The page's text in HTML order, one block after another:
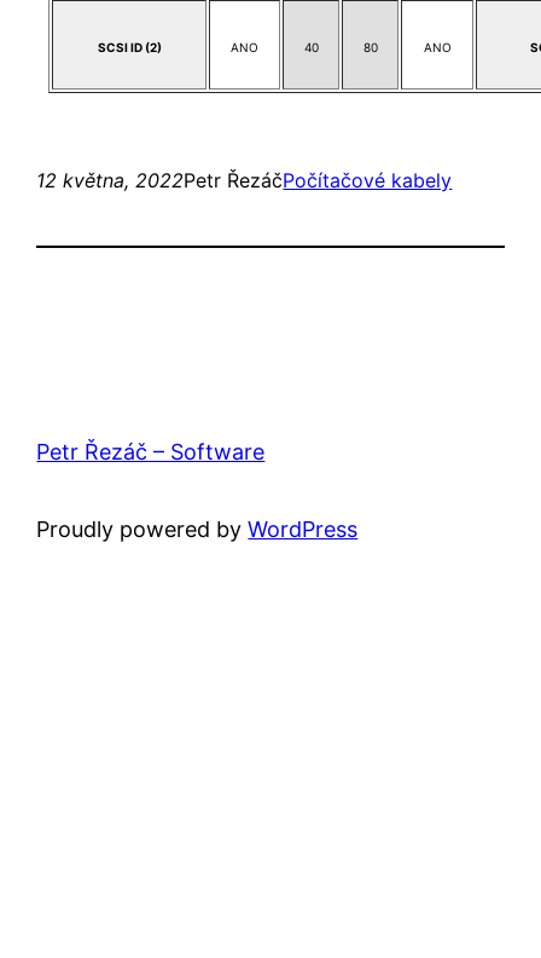
SCSI ID (2) ANO 40 80 ANO
12 května, 2022Petr ŘezáčPočítačové kabely
Petr Řezáč – Software
Proudly powered byWordPress